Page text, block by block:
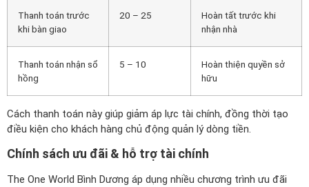
Thanh toán trước
khi bàn giao
20 – 25
Hoàn tất trước khi
nhận nhà
Thanh toán nhận sổ
hồng
5 – 10
Hoàn thiện quyền sở
hữu
Cách thanh toán này giúp giảm áp lực tài chính, đồng thời tạo
điều kiện cho khách hàng chủ động quản lý dòng tiền.
Chính sách ưu đãi & hỗ trợ tài chính
The One World Bình Dương áp dụng nhiều chương trình ưu đãi